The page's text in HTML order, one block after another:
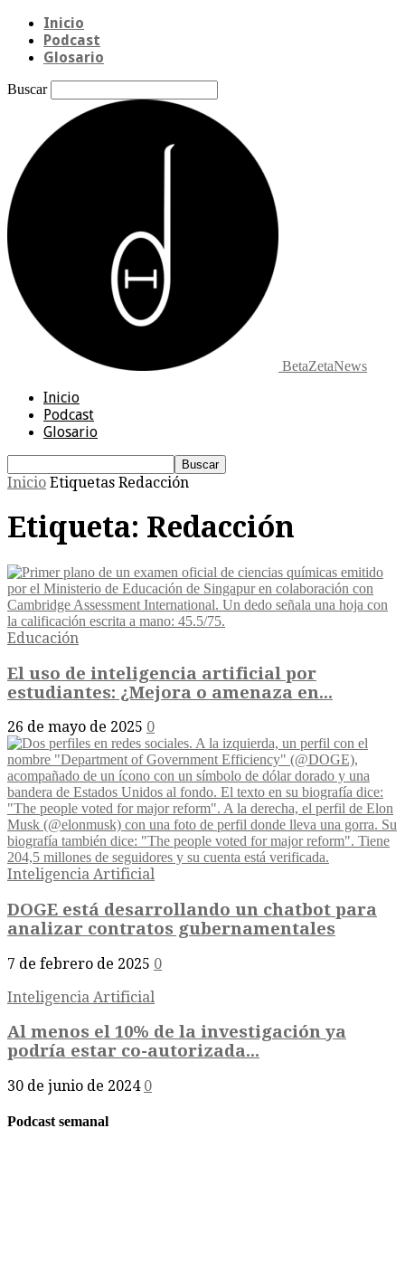
Inicio
Podcast
Glosario
Buscar
BetaZetaNews
Inicio
Podcast
Glosario
Inicio Etiquetas Redacción
Etiqueta: Redacción
Educación
El uso de inteligencia artificial por
estudiantes: ¿Mejora o amenaza en...
26 de mayo de 2025 0
Inteligencia Artificial
DOGE está desarrollando un chatbot para
analizar contratos gubernamentales
7 de febrero de 2025 0
Inteligencia Artificial
Al menos el 10% de la investigación ya
podría estar co-autorizada...
30 de junio de 2024 0
Podcast semanal